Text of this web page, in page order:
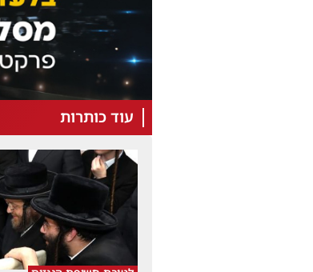
עוד כותרות